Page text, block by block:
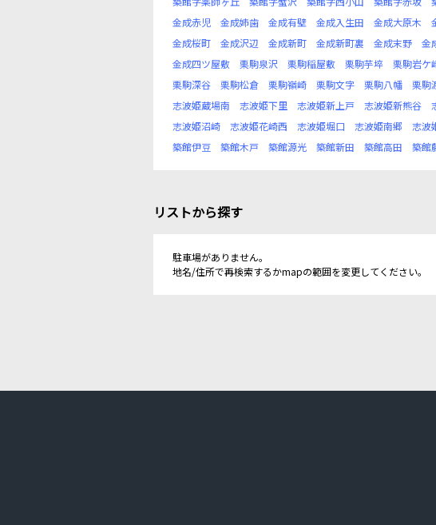
金成赤児
金成姉歯 金成有壁 金成入生田 金成大原木
金成桜町
金成沢辺 金成新町 金成新町裏 金成末野 金
金成四ツ屋敷
栗駒泉沢 栗駒稲屋敷 栗駒芋埣 栗駒岩ケ
栗駒深谷
栗駒松倉 栗駒嶺崎 栗駒文字 栗駒八幡 栗駒
志波姫蔵場南
志波姫下里 志波姫新上戸 志波姫新熊谷
志波姫沼崎
志波姫花崎西 志波姫堀口 志波姫南郷 志波
築館伊豆
築館木戸 築館源光 築館新田 築館高田 築館
リストから探す
駐車場がありません。
地名/住所で再検索するかmapの範囲を変更してください。